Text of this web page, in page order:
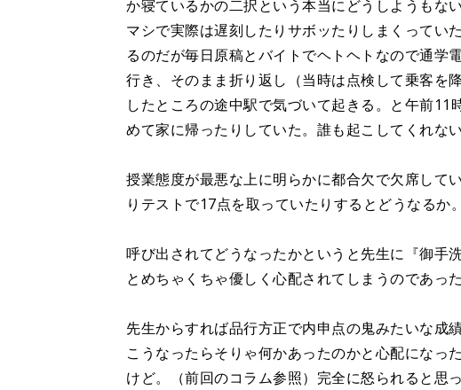
か寝ているかの二択という本当にどうしようもな
マシで実際は遅刻したりサボッたりしまくってい
るのだが毎日原稿とバイトでヘトヘトなので通学
行き、そのまま折り返し（当時は点検して乗客を
したところの途中駅で気づいて起きる。と午前
めて家に帰ったりしていた。誰も起こしてくれない
授業態度が最悪な上に明らかに都合欠で欠席して
りテストで17点を取っていたりするとどうなるか
呼び出されてどうなったかというと先生に『御手
とめちゃくちゃ優しく心配されてしまうのであっ
先生からすれば品行方正で内申点の鬼みたいな成
こうなったらそりゃ何かあったのかと心配になっ
けど。（前回のコラム参照）完全に怒られると思